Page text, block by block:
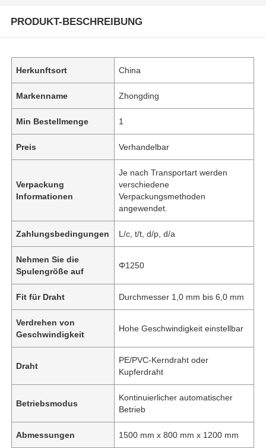
PRODUKT-BESCHREIBUNG
Herkunftsort China
Markenname Zhongding
Min Bestellmenge 1
Preis Verhandelbar
Verpackung
Informationen
Je nach Transportart werden
verschiedene
Verpackungsmethoden
angewendet.
Zahlungsbedingungen L/c, t/t, d/p, d/a
Nehmen Sie die
Spulengröße auf
Φ1250
Fit für Draht Durchmesser 1,0 mm bis 6,0 mm
Verdrehen von
Geschwindigkeit
Hohe Geschwindigkeit einstellbar
Draht
PE/PVC-Kerndraht oder
Kupferdraht
Betriebsmodus
Kontinuierlicher automatischer
Betrieb
Abmessungen 1500 mm x 800 mm x 1200 mm